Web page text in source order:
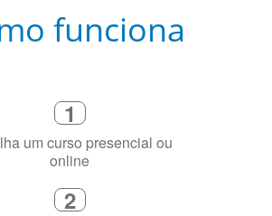
funciona
1
um curso presencial ou
online
2